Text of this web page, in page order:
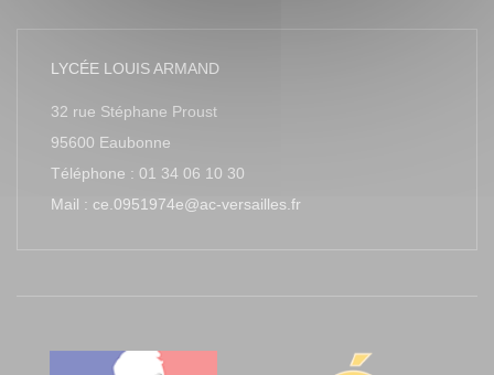
LYCÉE LOUIS ARMAND
32 rue Stéphane Proust
95600 Eaubonne
Téléphone : 01 34 06 10 30
Mail : ce.0951974e@ac-versailles.fr